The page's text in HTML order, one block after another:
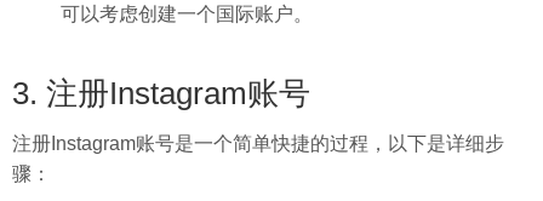
可以考虑创建一个国际账户。
3. 注册Instagram账号
注册Instagram账号是一个简单快捷的过程，以下是详细步
骤：